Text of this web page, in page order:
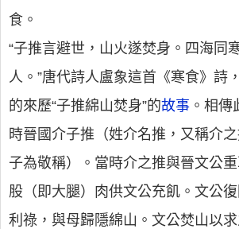
食。
“子推言避世，山火遂焚身。四海同
人。”唐代詩人盧象這首《寒食》詩
的來歷“子推綿山焚身”的故事 。相
時晉國介子推（姓介名推，又稱介之
子為敬稱）。當時介之推與晉文公
股（即大腿）肉供文公充飢。文公
利祿，與母歸隱綿山。文公焚山以